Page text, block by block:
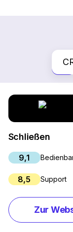
Schließen
9,1
8,5 Support
Zur